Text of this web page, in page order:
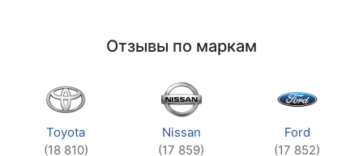
Отзывы по маркам
Toyota
(18 810)
Nissan
(17 859)
Ford
(17 852)